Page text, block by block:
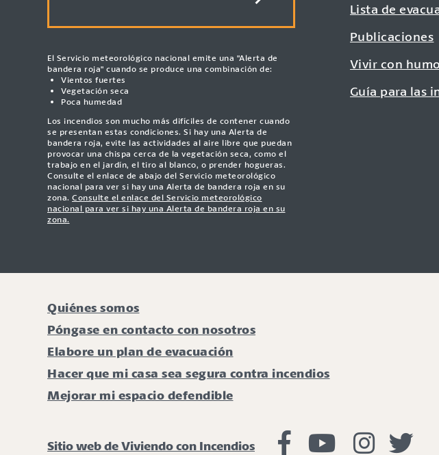
El Servicio meteorológico nacional emite una "Alerta de
bandera roja" cuando se produce una combinación de:
Vientos fuertes
Vegetación seca
Poca humedad
Los incendios son mucho más difíciles de contener cuando
se presentan estas condiciones. Si hay una Alerta de
bandera roja, evite las actividades al aire libre que puedan
provocar una chispa cerca de la vegetación seca, como el
trabajo en el jardín, el tiro al blanco, o prender hogueras.
Consulte el enlace de abajo del Servicio meteorológico
nacional para ver si hay una Alerta de bandera roja en su
zona. Consulte el enlace del Servicio meteorológico
nacional para ver si hay una Alerta de bandera roja en su
zona.
Lista de
Publicaciones
Vivir con humo
Guía para las
Quiénes somos
Póngase en contacto con nosotros
Elabore un plan de evacuación
Hacer que mi casa sea segura contra incendios
Mejorar mi espacio defendible
Sitio web de Viviendo con Incendios
Viviendo con Incendios
Vivir con fuego
Vivir con